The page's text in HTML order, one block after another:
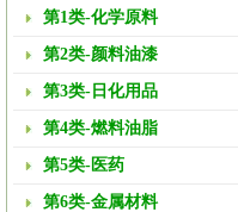
第1类-化学原料
第2类-颜料油漆
第3类-日化用品
第4类-燃料油脂
第5类-医药
第6类-金属材料